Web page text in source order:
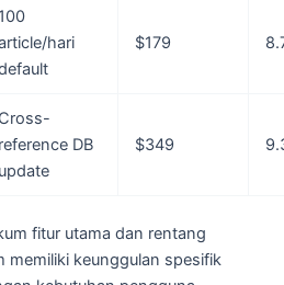
100
hari
$179
Cross-
reference DB
update
$349
fitur utama dan rentang
memiliki keunggulan spesifik